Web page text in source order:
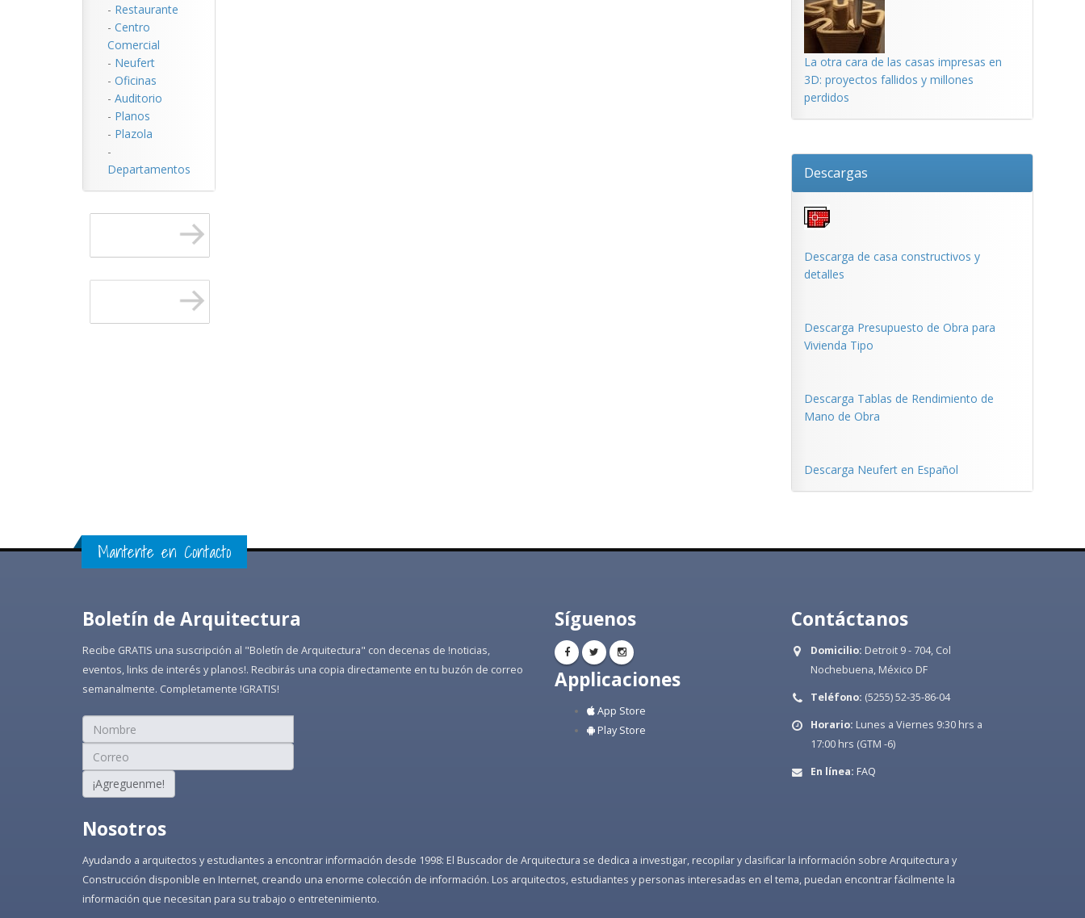
- Restaurante
- Centro
Comercial
- Neufert
- Oficinas
- Auditorio
- Planos
- Plazola
-
Departamentos
La otra cara de las casas impresas en
3D: proyectos fallidos y millones
perdidos
Descargas
Descarga de casa constructivos y
detalles
Descarga Presupuesto de Obra para
Vivienda Tipo
Descarga Tablas de Rendimiento de
Mano de Obra
Descarga Neufert en Español
Mantente en Contacto
Boletín de Arquitectura
Recibe GRATIS una suscripción al "Boletín de Arquitectura" con decenas de !noticias,
eventos, links de interés y planos!. Recibirás una copia directamente en tu buzón de correo
semanalmente. Completamente !GRATIS!
¡Agreguenme!
Síguenos
Applicaciones
App Store
Play Store
Contáctanos
Domicilio: Detroit 9 - 704, Col
Nochebuena, México DF
Teléfono: (5255) 52-35-86-04
Horario: Lunes a Viernes 9:30 hrs a
17:00 hrs (GTM -6)
En línea: FAQ
Nosotros
Ayudando a arquitectos y estudiantes a encontrar información desde 1998: El Buscador de Arquitectura se dedica a investigar, recopilar y clasificar la información sobre Arquitectura y
Construcción disponible en Internet, creando una enorme colección de información. Los arquitectos, estudiantes y personas interesadas en el tema, puedan encontrar fácilmente la
información que necesitan para su trabajo o entretenimiento.